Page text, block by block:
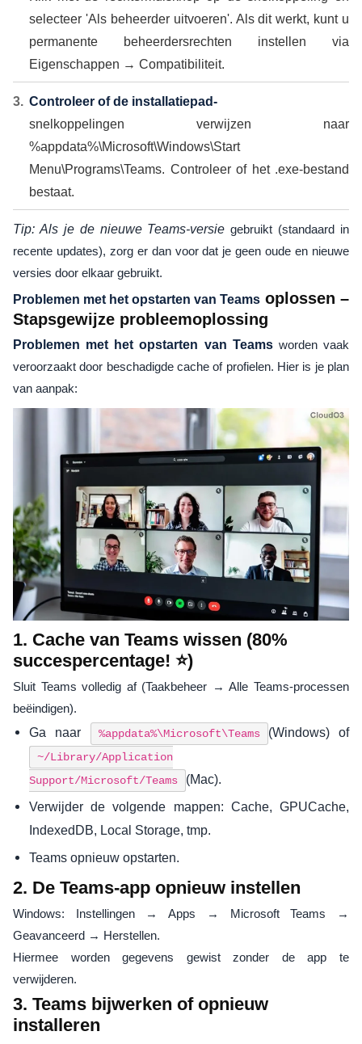
selecteer 'Als beheerder uitvoeren'. Als dit werkt, kunt u
permanente beheerdersrechten instellen via
Eigenschappen → Compatibiliteit.
Controleer of de installatiepad-
snelkoppelingen verwijzen naar
%appdata%\Microsoft\Windows\Start
Menu\Programs\Teams. Controleer of het .exe-bestand
bestaat.
Tip: Als je de nieuwe Teams-versie gebruikt (standaard in
recente updates), zorg er dan voor dat je geen oude en nieuwe
versies door elkaar gebruikt.
Problemen met het opstarten van Teams oplossen –
Stapsgewijze probleemoplossing
Problemen met het opstarten van Teamsworden vaak
veroorzaakt door beschadigde cache of profielen. Hier is je plan
van aanpak:
1. Cache van Teams wissen (80%
succespercentage! ⭐)
Sluit Teams volledig af (Taakbeheer → Alle Teams-processen
beëindigen).
Ga naar %appdata%\Microsoft\Teams (Windows) of
~/Library/Application
Support/Microsoft/Teams
(Mac).
Verwijder de volgende mappen: Cache, GPUCache,
IndexedDB, Local Storage, tmp.
Teams opnieuw opstarten.
2. De Teams-app opnieuw instellen
Windows: Instellingen → Apps → Microsoft Teams →
Geavanceerd → Herstellen.
Hiermee worden gegevens gewist zonder de app te
verwijderen.
3. Teams bijwerken of opnieuw
installeren